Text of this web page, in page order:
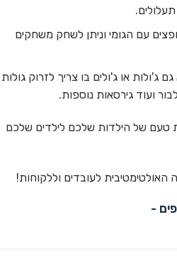
עם הגומי וניתן לשחק משחקים
או ג'ולים בו צריך לזרוק גולות
ועוד גירסאות נוספות.
טעם של הילדות שלכם לילדים שלכם
לעובדים וללקוחות!
-